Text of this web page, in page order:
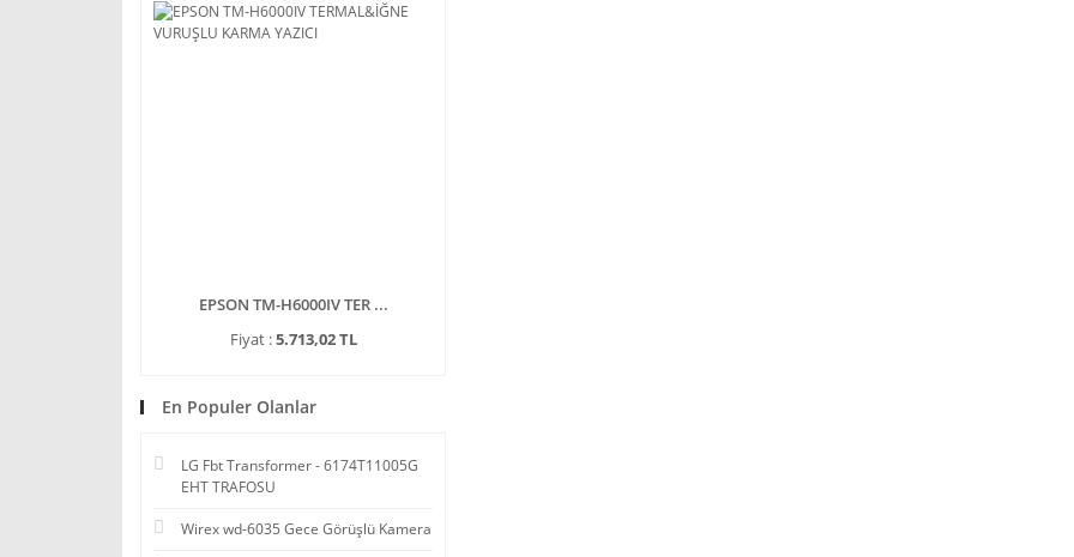
EPSON TM-H6000IV TER ...
Fiyat :5.713,02 TL
En Populer Olanlar
LG Fbt Transformer - 6174T11005G
EHT TRAFOSU
Wirex wd-6035 Gece Görüşlü Kamera